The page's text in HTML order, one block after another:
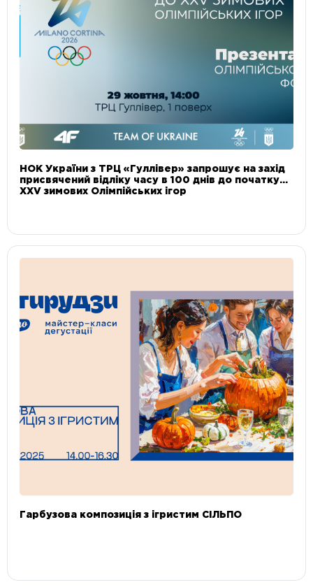
НОК України з ТРЦ «Гуллівер» запрошує на захід
присвячений відліку часу в 100 днів до початку
XXV зимових Олімпійських ігор
Гарбузова композиція з ігристим СІЛЬПО